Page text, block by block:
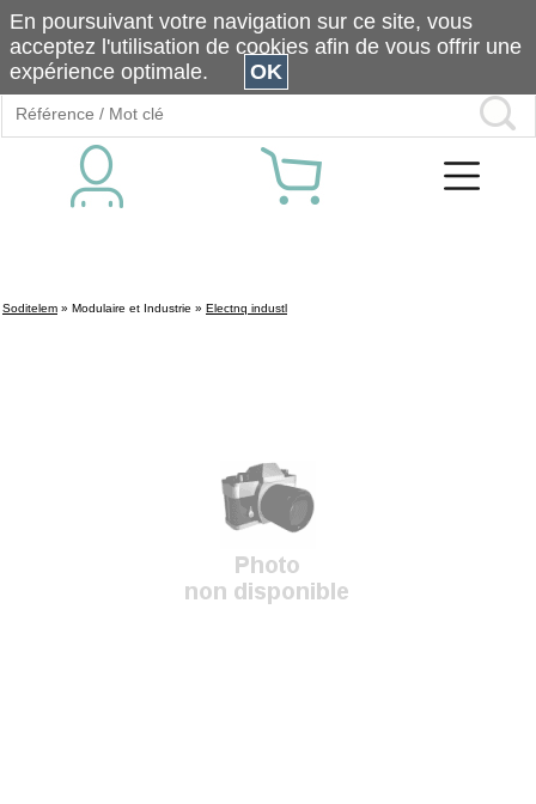
Soditelem » Modulaire et Industrie » Electnq industl
En poursuivant votre navigation sur ce site, vous
acceptez l'utilisation de cookies afin de vous offrir une
expérience optimale.
OK